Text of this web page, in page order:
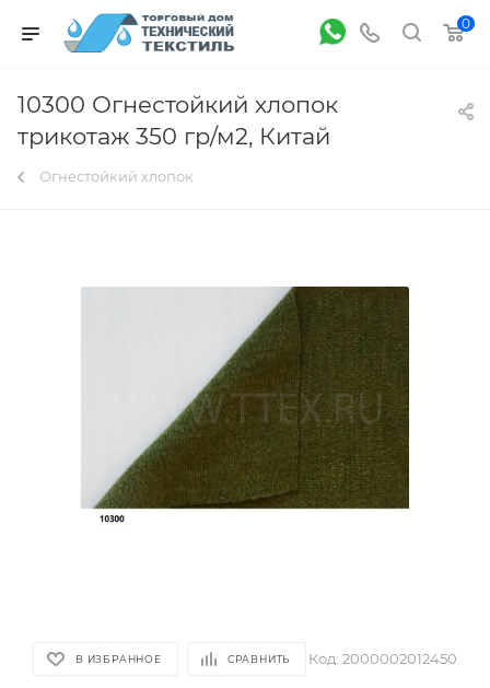
0
10300 Огнестойкий хлопок
трикотаж 350 гр/м2, Китай
Огнестойкий хлопок
В ИЗБРАННОЕ СРАВНИТЬ Код: 2000002012450